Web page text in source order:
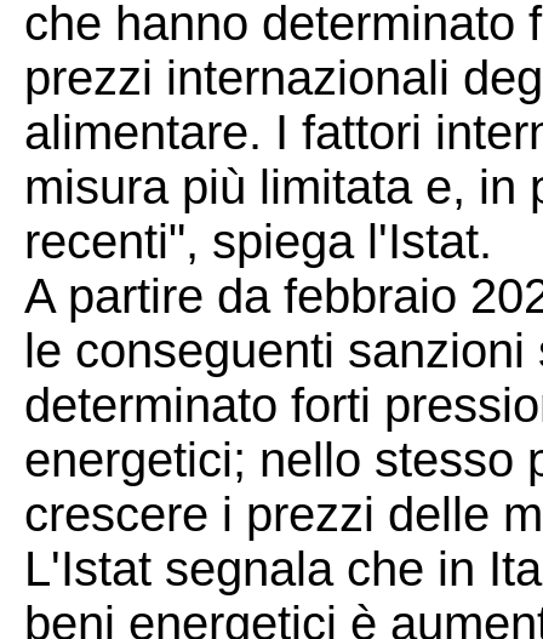
che hanno determinato
prezzi internazionali
alimentare. I fattori
misura più limitata e, in
recenti", spiega l'Istat.
A partire da febbraio
le conseguenti
determinato forti
energetici; nello stesso
crescere i prezzi delle
L'Istat segnala che in
beni energetici è